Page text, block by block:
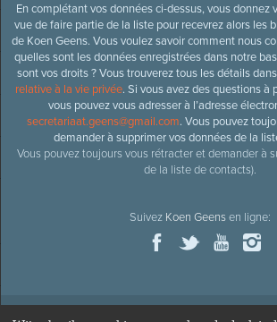
En complétant vos données ci-dessus, vous donnez
vue de faire partie de la liste pour recevrez alors les
de Koen Geens. Vous voulez savoir comment nous
quelles sont les données enregistrées dans notre
sont vos droits ? Vous trouverez tous les détails
relative à la vie privée. Si vous avez des questions à
vous pouvez vous adresser à l’adresse
secretariaat.geens@gmail.com. Vous pouvez
demander à supprimer vos données de la
Vous pouvez toujours vous rétracter et demander à
de la liste de contacts).
Suivez Koen Geensen ligne: